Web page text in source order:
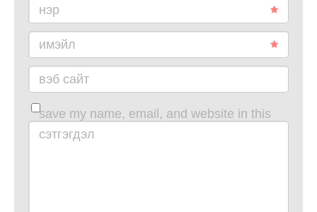
нэр
имэйл
вэб сайт
save my name, email, and website in this
browser for the next time i comment.
сэтгэгдэл